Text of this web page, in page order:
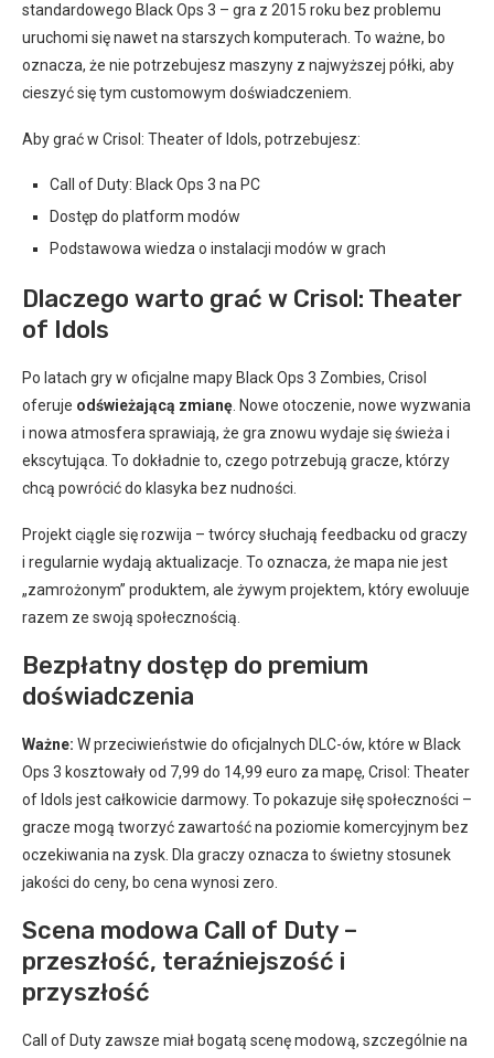
standardowego Black Ops 3 – gra z 2015 roku bez problemu
uruchomi się nawet na starszych komputerach. To ważne, bo
oznacza, że nie potrzebujesz maszyny z najwyższej półki, aby
cieszyć się tym customowym doświadczeniem.
Aby grać w Crisol: Theater of Idols, potrzebujesz:
Call of Duty: Black Ops 3 na PC
Dostęp do platform modów
Podstawowa wiedza o instalacji modów w grach
Dlaczego warto grać w Crisol: Theater
of Idols
Po latach gry w oficjalne mapy Black Ops 3 Zombies, Crisol
oferuje odświeżającą zmianę . Nowe otoczenie, nowe wyzwania
i nowa atmosfera sprawiają, że gra znowu wydaje się świeża i
ekscytująca. To dokładnie to, czego potrzebują gracze, którzy
chcą powrócić do klasyka bez nudności.
Projekt ciągle się rozwija – twórcy słuchają feedbacku od graczy
i regularnie wydają aktualizacje. To oznacza, że mapa nie jest
„zamrożonym” produktem, ale żywym projektem, który ewoluuje
razem ze swoją społecznością.
Bezpłatny dostęp do premium
doświadczenia
Ważne: W przeciwieństwie do oficjalnych DLC-ów, które w Black
Ops 3 kosztowały od 7,99 do 14,99 euro za mapę, Crisol: Theater
of Idols jest całkowicie darmowy. To pokazuje siłę społeczności –
gracze mogą tworzyć zawartość na poziomie komercyjnym bez
oczekiwania na zysk. Dla graczy oznacza to świetny stosunek
jakości do ceny, bo cena wynosi zero.
Scena modowa Call of Duty –
przeszłość, teraźniejszość i
przyszłość
Call of Duty zawsze miał bogatą scenę modową, szczególnie na